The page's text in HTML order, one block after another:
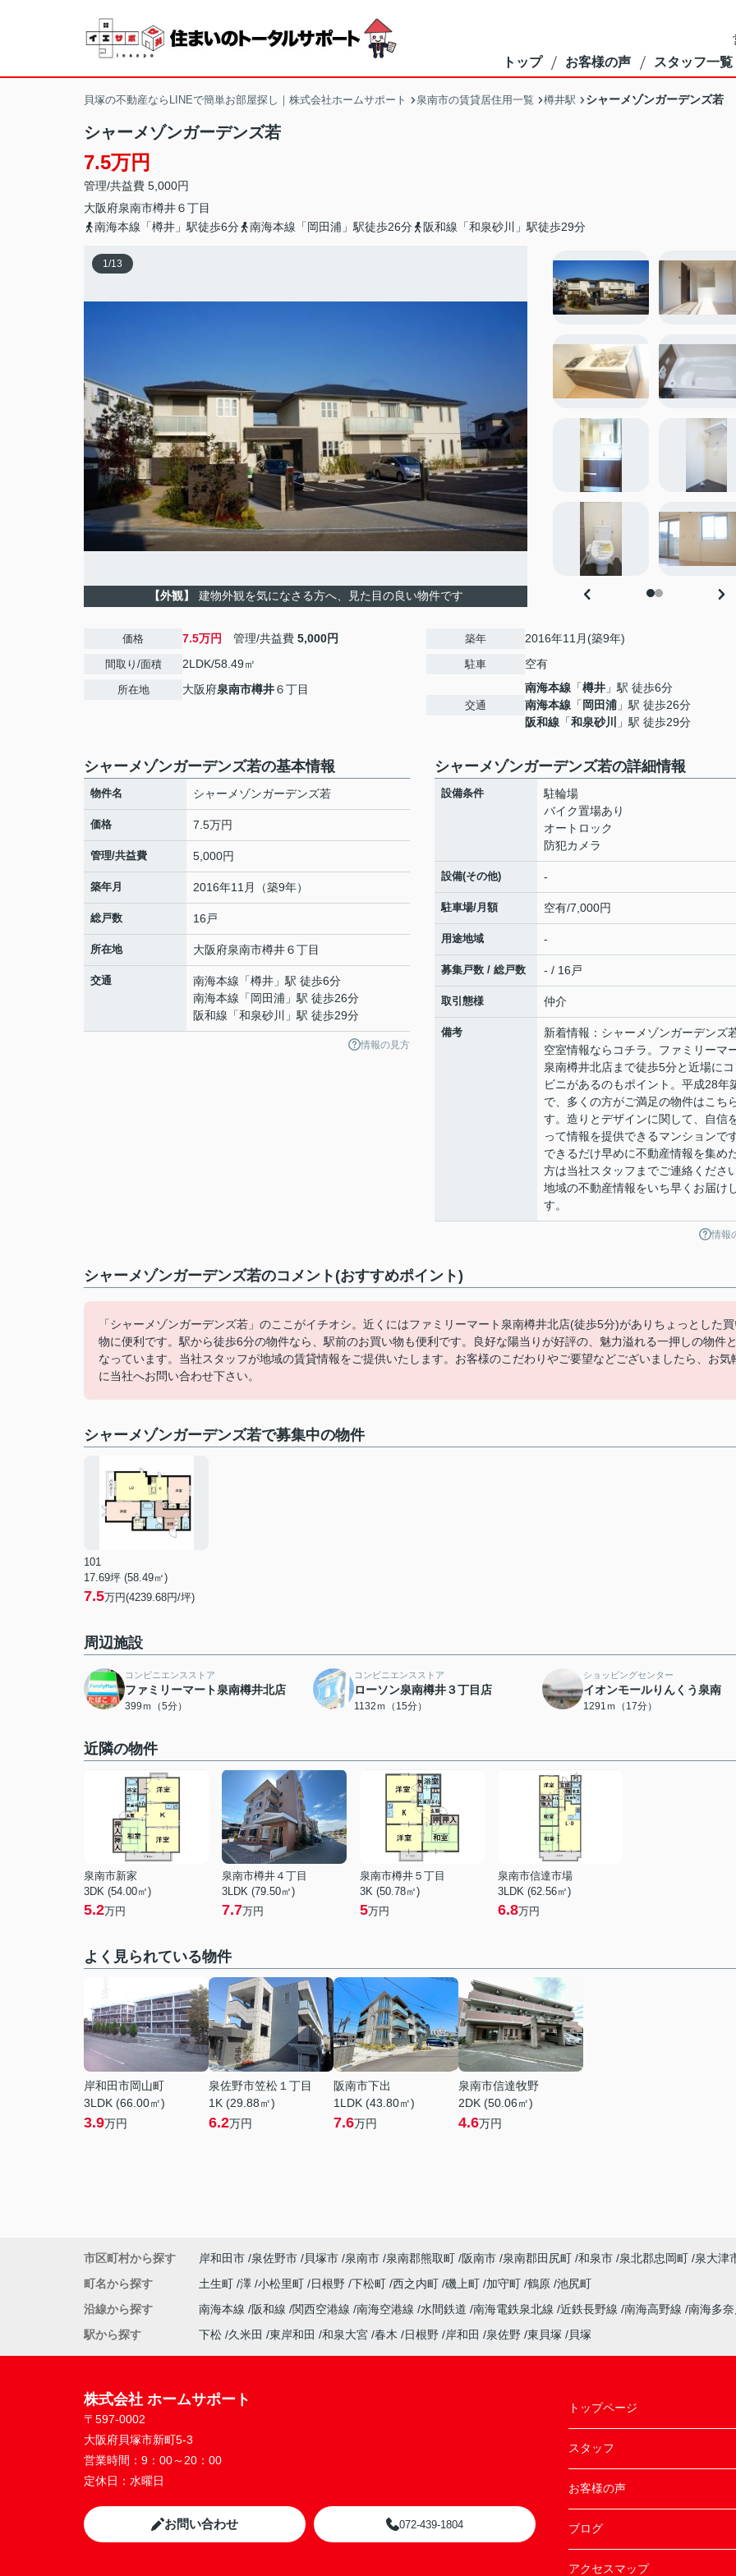
トップ お客様の声 スタッフ一覧
貝塚の不動産ならLINEで簡単お部屋探し｜株式会社ホームサポート 泉南市の賃貸居住用一覧 樽井駅 シャーメゾンガーデンズ若
シャーメゾンガーデンズ若
7.5万円
管理/共益費 5,000円
大阪府泉南市樽井６丁目
南海本線「樽井」駅徒歩6分
南海本線「岡田浦」駅徒歩26分 阪和線「和泉砂川」駅徒歩29分
1/13
【外観】 建物外観を気になさる方へ、見た目の良い物件です
価格 7.5万円 管理/共益費 5,000円
間取り/面積 2LDK/58.49㎡
所在地 大阪府泉南市樽井６丁目
築年 2016年11月(築9年)
駐車 空有
交通
南海本線 「樽井 」駅 徒歩6分
南海本線 「 岡田浦 」駅 徒歩26分
阪和線 「和泉砂川 」駅 徒歩29分
シャーメゾンガーデンズ若の基本情報
物件名 シャーメゾンガーデンズ若
価格 7.5万円
管理/共益費 5,000円
築年月 2016年11月（築9年）
総戸数 16戸
所在地 大阪府泉南市樽井６丁目
交通 南海本線 「樽井 」駅 徒歩6分
南海本線 「 岡田浦 」駅 徒歩26分
阪和線 「和泉砂川 」駅 徒歩29分
情報の見方
シャーメゾンガーデンズ若の詳細情報
設備条件
駐輪場
バイク置場あり
オートロック
防犯カメラ
設備(その他) -
駐車場/月額 空有/7,000円
用途地域 -
募集戸数 / 総戸数 - / 16戸
取引態様 仲介
備考
新着情報：シャーメゾンガーデンズ
空室情報ならコチラ。ファミリーマ
泉南樽井北店まで徒歩5分と近場にコ
ビニがあるのもポイント。平成28年
で、多くの方がご満足の物件はこち
す。造りとデザインに関して、自信
って情報を提供できるマンションです
できるだけ早めに不動産情報を集め
方は当社スタッフまでご連絡ください
地域の不動産情報をいち早くお届け
す。
情報
シャーメゾンガーデンズ若のコメント(おすすめポイント)
「シャーメゾンガーデンズ若」のここがイチオシ。近くにはファミリーマート泉南樽井北店(徒歩5分)がありちょっとした
物に便利です。駅から徒歩6分の物件なら、駅前のお買い物も便利です。良好な陽当りが好評の、魅力溢れる一押しの物件と
なっています。当社スタッフが地域の賃貸情報をご提供いたします。お客様のこだわりやご要望などございましたら、お気
に当社へお問い合わせ下さい。
シャーメゾンガーデンズ若で募集中の物件
101
17.69坪 (58.49㎡)
7.5万円(4239.68円/坪)
周辺施設
コンビニエンスストア
ファミリーマート泉南樽井北店
399ｍ（5分）
コンビニエンスストア
ローソン泉南樽井３丁目店
1132ｍ（15分）
ショッピングセンター
イオンモールりんくう泉南
1291ｍ（17分）
近隣の物件
泉南市新家
3DK (54.00㎡)
5.2万円
泉南市樽井４丁目
3LDK (79.50㎡)
7.7万円
泉南市樽井５丁目
3K (50.78㎡)
5万円
泉南市信達市場
3LDK (62.56㎡)
6.8万円
よく見られている物件
岸和田市岡山町
3LDK (66.00㎡)
3.9万円
泉佐野市笠松１丁目
1K (29.88㎡)
6.2万円
阪南市下出
1LDK (43.80㎡)
7.6万円
泉南市信達牧野
2DK (50.06㎡)
4.6万円
市区町村から探す 岸和田市 泉佐野市 貝塚市 泉南市 泉南郡熊取町 阪南市 泉南郡田尻町 和泉市 泉北郡忠岡町 泉大津
町名から探す
土生町 澤 小松里町 日根野 下松町 西之内町 磯上町 加守町 鶴原 池尻町
沿線から探す
南海本線 阪和線 関西空港線 南海空港線 水間鉄道 南海電鉄泉北線 近鉄長野線 南海高野線 南海多
駅から探す
下松 久米田 東岸和田 和泉大宮 春木 日根野 岸和田 泉佐野 東貝塚 貝塚
株式会社 ホームサポート
〒597-0002
大阪府貝塚市新町5-3
営業時間： 9：00～20：00
定休日： 水曜日
お問い合わせ 072-439-1804
トップページ
スタッフ
お客様の声
ブログ
アクセスマップ